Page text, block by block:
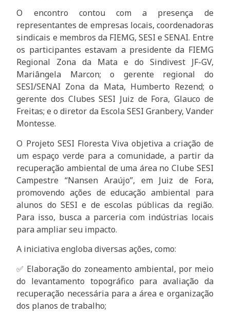
O encontro contou com a presença de
representantes de empresas locais, coordenadoras
sindicais e membros da FIEMG, SESI e SENAI. Entre
os participantes estavam a presidente da FIEMG
Regional Zona da Mata e do Sindivest JF-GV,
Mariângela Marcon; o gerente regional do
SESI/SENAI Zona da Mata, Humberto Rezend; o
gerente dos Clubes SESI Juiz de Fora, Glauco de
Freitas; e o diretor da Escola SESI Granbery, Vander
Montesse.
O Projeto SESI Floresta Viva objetiva a criação de
um espaço verde para a comunidade, a partir da
recuperação ambiental de uma área no Clube SESI
Campestre “Nansen Araújo”, em Juiz de Fora,
promovendo ações de educação ambiental para
alunos do SESI e de escolas públicas da região.
Para isso, busca a parceria com indústrias locais
para ampliar seu impacto.
A iniciativa engloba diversas ações, como:
✅ Elaboração do zoneamento ambiental, por meio
do levantamento topográfico para avaliação da
recuperação necessária para a área e organização
dos planos de trabalho;